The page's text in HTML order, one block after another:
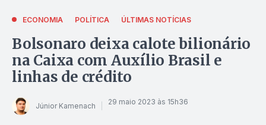
ECONOMIA POLÍTICA ÚLTIMAS NOTÍCIAS
Bolsonaro deixa calote bilionário
na Caixa com Auxílio Brasil e
linhas de crédito
Júnior Kamenach 29 maio 2023 às 15h36